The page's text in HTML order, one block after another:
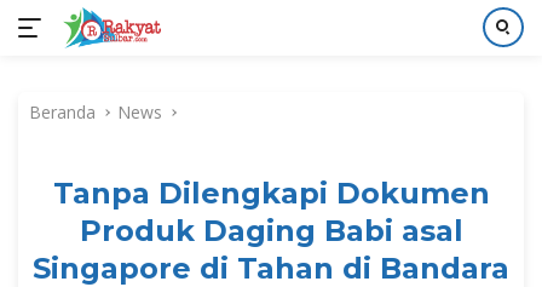
kontenBeranda News
Tanpa Dilengkapi Dokumen
Produk Daging Babi asal
Singapore di Tahan di Bandara